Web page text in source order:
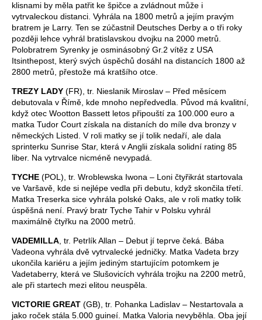
klisnami by měla patřit ke špičce a zvládnout může i
vytrvaleckou distanci. Vyhrála na 1800 metrů a jejím pravým
bratrem je Larry. Ten se zúčastnil Deutsches Derby a o tři roky
později lehce vyhrál bratislavskou dvojku na 2000 metrů.
Polobratrem Syrenky je osminásobný Gr.2 vítěz z USA
Itsinthepost, který svých úspěchů dosáhl na distancích 1800 až
2800 metrů, přestože má kratšího otce.
TREZY LADY (FR), tr. Nieslanik Miroslav – Před měsícem
debutovala v Římě, kde mnoho nepředvedla. Původ má kvalitní,
když otec Wootton Bassett letos připouští za 100.000 euro a
matka Tudor Court získala na distaních do míle dva bronzy v
německých Listed. V roli matky se jí tolik nedaří, ale dala
sprinterku Sunrise Star, která v Anglii získala solidní rating 85
liber. Na vytrvalce nicméně nevypadá.
TYCHE (POL), tr. Wroblewska Iwona – Loni čtyřikrát startovala
ve Varšavě, kde si nejlépe vedla při debutu, když skončila třetí.
Matka Treserka sice vyhrála polské Oaks, ale v roli matky tolik
úspěšná není. Pravý bratr Tyche Tahir v Polsku vyhrál
maximálně čtyřku na 2000 metrů.
VADEMILLA , tr. Petrlík Allan – Debut jí teprve čeká. Bába
Vadeona vyhrála dvě vytrvalecké jedničky. Matka Vadeta brzy
ukončila kariéru a jejím jediným startujícím potomkem je
Vadetaberry, která ve Slušovicích vyhrála trojku na 2200 metrů,
ale při startech mezi elitou neuspěla.
VICTORIE GREAT (GB), tr. Pohanka Ladislav – Nestartovala a
jako roček stála 5.000 guineí. Matka Valoria nevyběhla. Oba její